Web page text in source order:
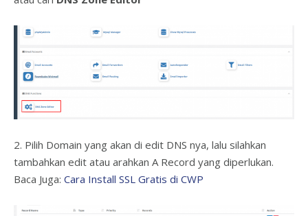
2. Pilih Domain yang akan di edit DNS nya, lalu silahkan
tambahkan edit atau arahkan A Record yang diperlukan.
Baca Juga: Cara Install SSL Gratis di CWP